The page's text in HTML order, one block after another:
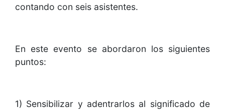
contando con seis asistentes.
En este evento se abordaron los siguientes
puntos:
1) Sensibilizar y adentrarlos al significado de